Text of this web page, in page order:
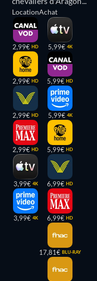
Location
2,99€ HD
2,99€ HD
2,99€ HD
2,99€ HD
3,99€ 4K
3,99€ 4K
Achat
5,99€ 4K
5,99€ HD
5,99€ 4K
5,99€ HD
6,99€ HD
6,99€ HD
17,81€ BLU-RAY